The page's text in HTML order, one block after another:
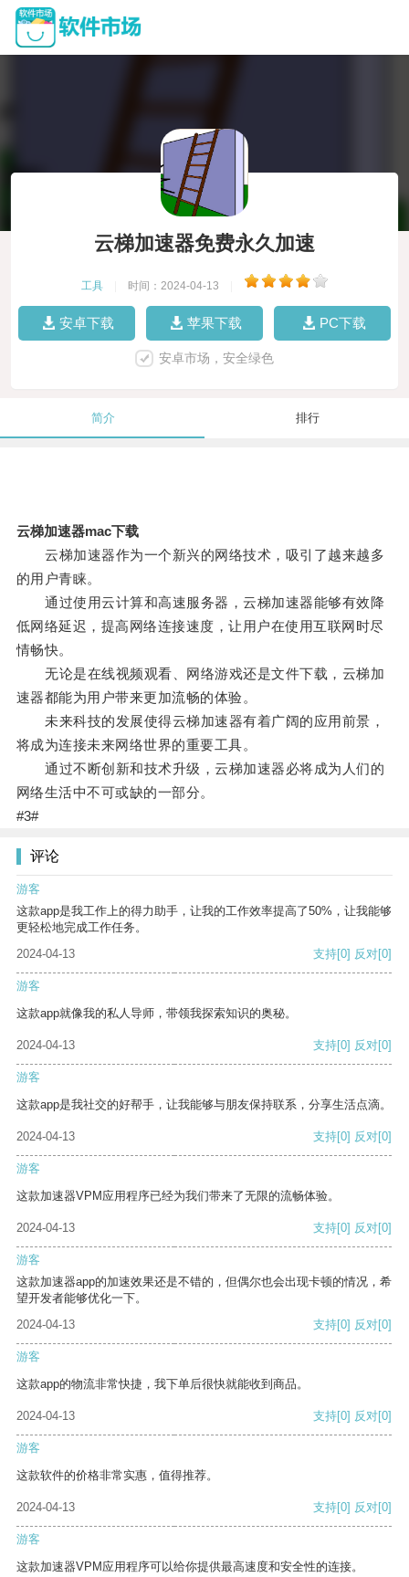
云梯加速器免费永久加速
工具 时间：2024-04-13
安卓下载 苹果下载 PC下载
安卓市场，安全绿色
简介 排行
云梯加速器mac下载
云梯加速器作为一个新兴的网络技术，吸引了越来越多
的用户青睐。
通过使用云计算和高速服务器，云梯加速器能够有效降
低网络延迟，提高网络连接速度，让用户在使用互联网时尽
情畅快。
无论是在线视频观看、网络游戏还是文件下载，云梯加
速器都能为用户带来更加流畅的体验。
未来科技的发展使得云梯加速器有着广阔的应用前景，
将成为连接未来网络世界的重要工具。
通过不断创新和技术升级，云梯加速器必将成为人们的
网络生活中不可或缺的一部分。
#3#
评论
游客
这款app是我工作上的得力助手，让我的工作效率提高了50%，让我能够
更轻松地完成工作任务。
2024-04-13
支持[0] 反对[0]
游客
这款app就像我的私人导师，带领我探索知识的奥秘。
2024-04-13 支持[0] 反对[0]
游客
这款app是我社交的好帮手，让我能够与朋友保持联系，分享生活点滴。
2024-04-13 支持[0] 反对[0]
游客
这款加速器VPM应用程序已经为我们带来了无限的流畅体验。
2024-04-13 支持[0] 反对[0]
游客
这款加速器app的加速效果还是不错的，但偶尔也会出现卡顿的情况，希
望开发者能够优化一下。
2024-04-13
支持[0] 反对[0]
游客
这款app的物流非常快捷，我下单后很快就能收到商品。
2024-04-13 支持[0] 反对[0]
游客
这款软件的价格非常实惠，值得推荐。
2024-04-13 支持[0] 反对[0]
游客
这款加速器VPM应用程序可以给你提供最高速度和安全性的连接。